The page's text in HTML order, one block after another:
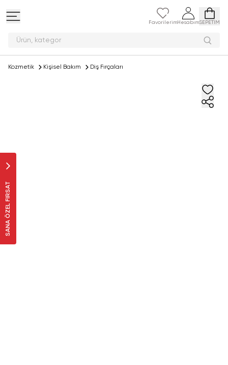
Favorilerim HesabımSEPETİM
Ürün,
SANA ÖZEL FIRSAT
Kozmetik Kişisel Bakım Diş Fırçaları